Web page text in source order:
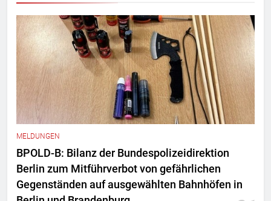
MELDUNGEN
BPOLD-B: Bilanz der Bundespolizeidirektion
Berlin zum Mitführverbot von gefährlichen
Gegenständen auf ausgewählten Bahnhöfen in